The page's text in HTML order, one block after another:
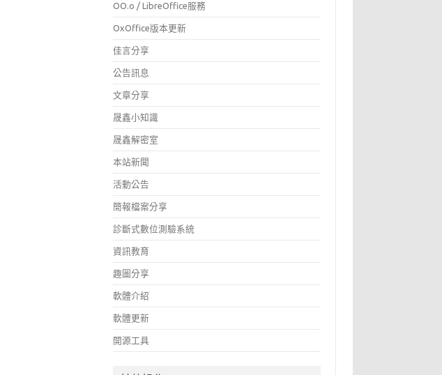
OO.o / LibreOffice服務
OxOffice版本更新
佳言分享
公告訊息
文章分享
晟鑫小知識
晟鑫解密室
本站新聞
活動公告
簡報檔案分享
診斷式數位測驗系統
資訊教育
趣圖分享
軟體介紹
軟體更新
開源工具